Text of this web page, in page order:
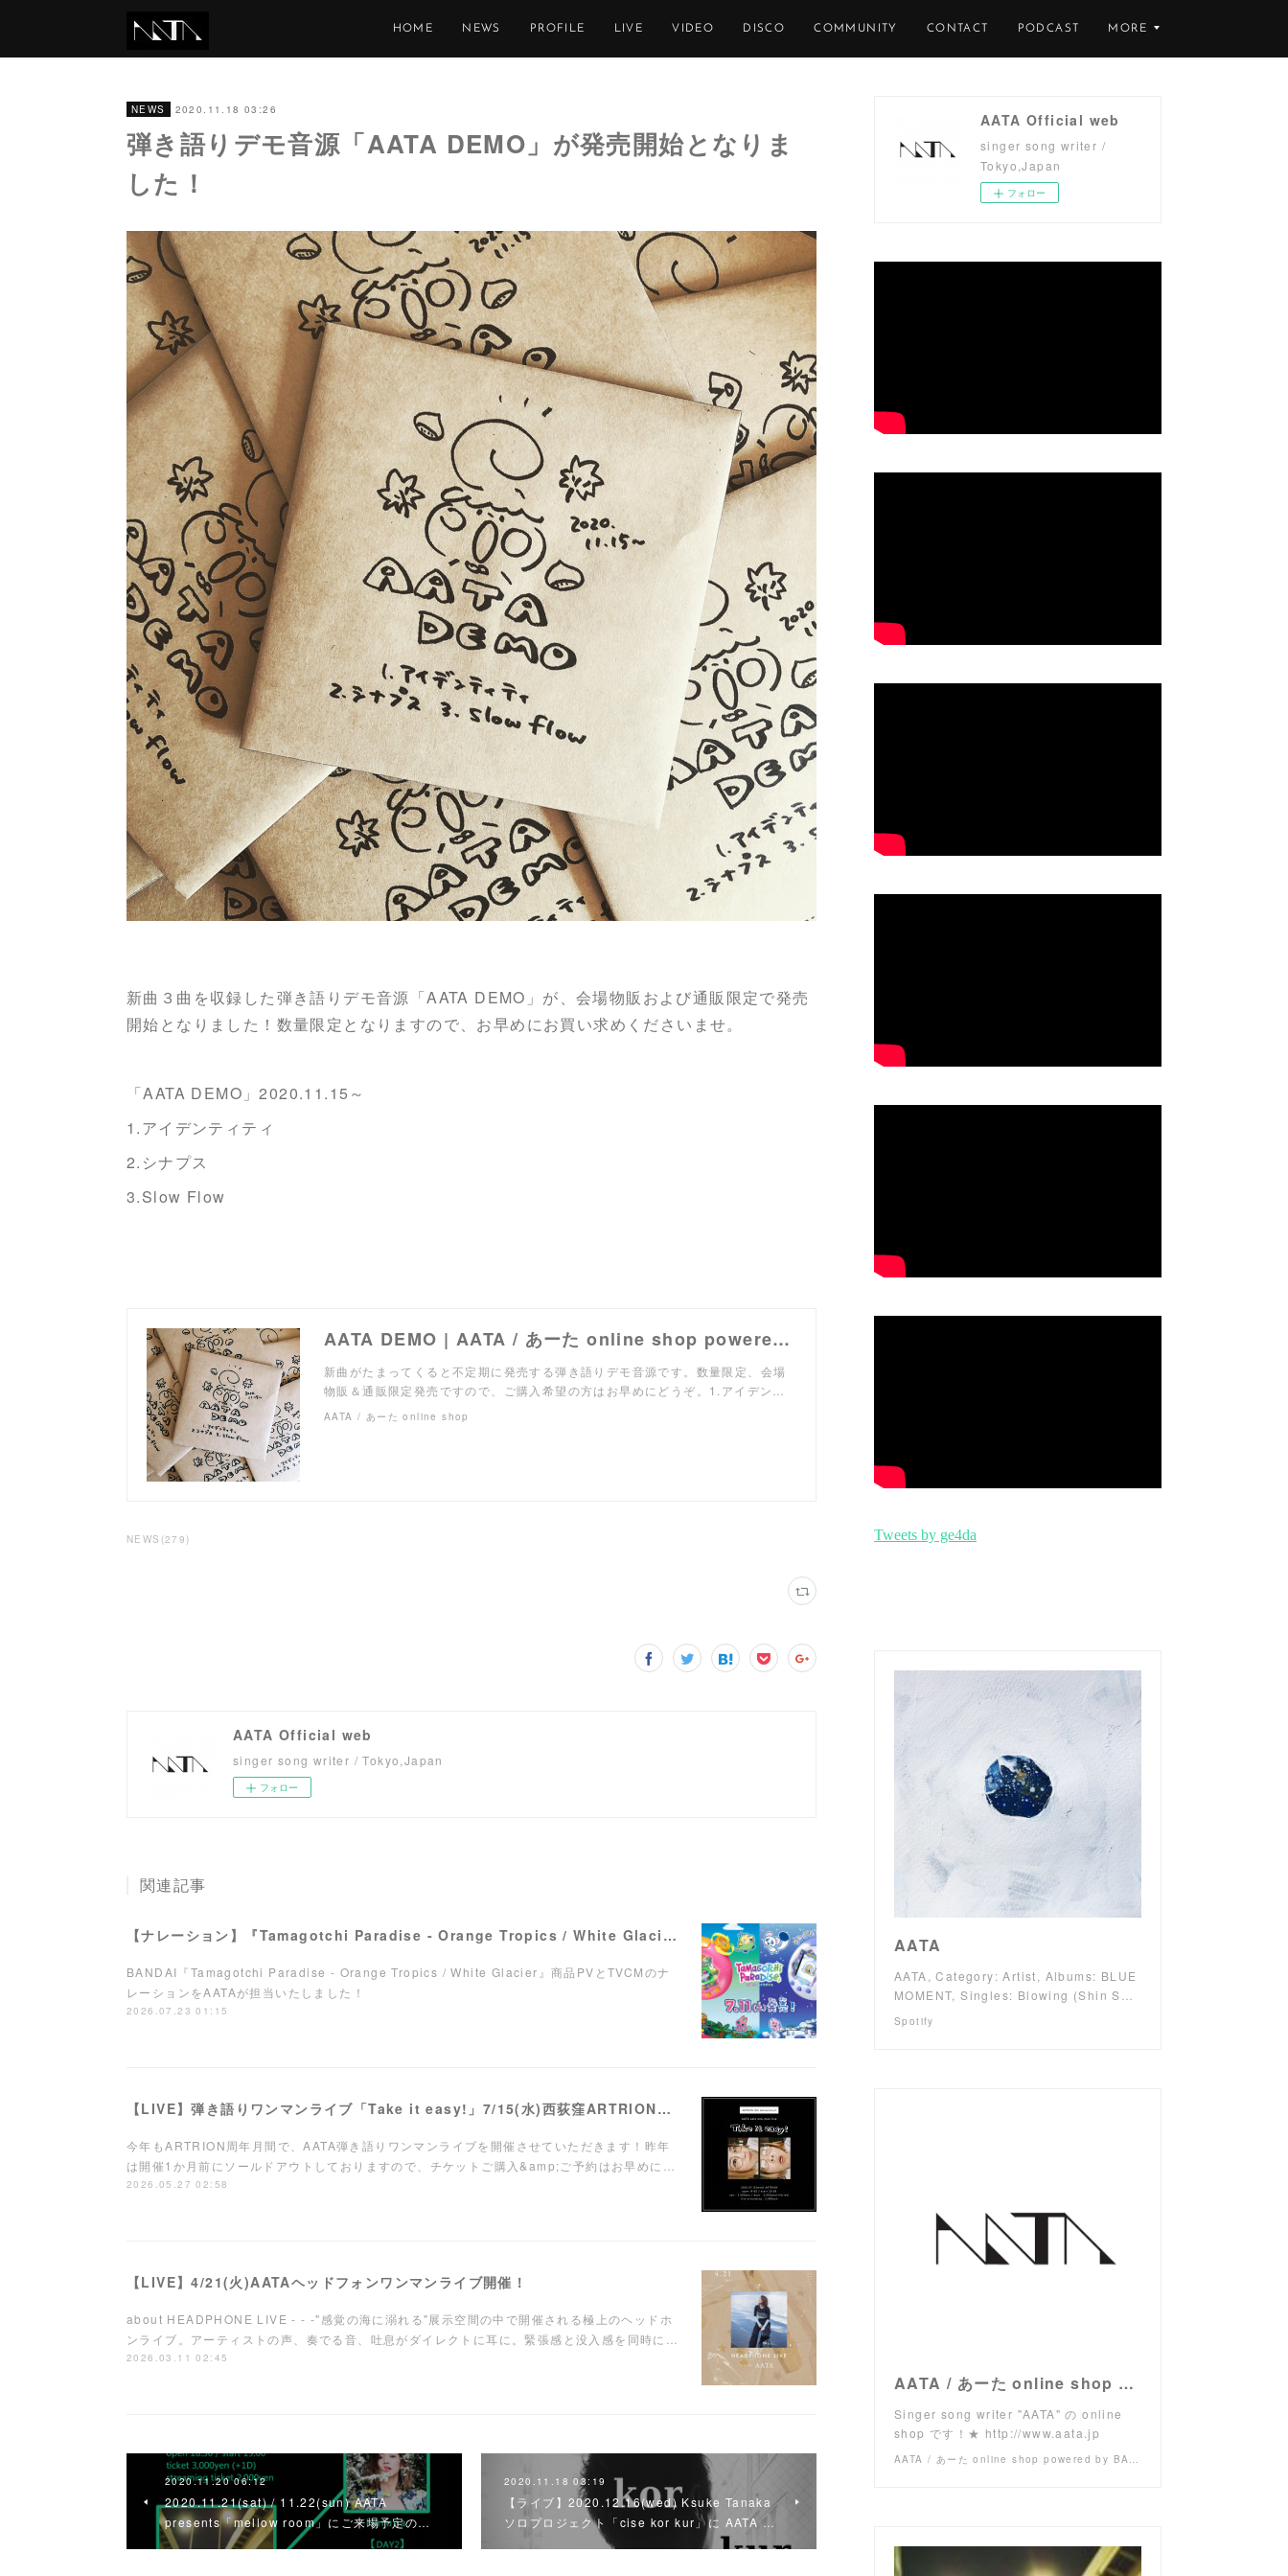
HOME NEWS PROFILE LIVE VIDEO DISCO COMMUNITY CONTACT PODCAST MORE
NEWS 2020.11.18 03:26
弾き語りデモ音源「AATA DEMO」が発売開始となりま
した！
新曲３曲を収録した弾き語りデモ音源「AATA DEMO」が、会場物販および通販限定で発売
開始となりました！数量限定となりますので、お早めにお買い求めくださいませ。
「AATA DEMO」2020.11.15～
1.アイデンティティ
2.シナプス
3.Slow Flow
AATA DEMO | AATA / あーた online shop powered by BASE
新曲がたまってくると不定期に発売する弾き語りデモ音源です。数量限定、会場
物販＆通販限定発売ですので、ご購入希望の方はお早めにどうぞ。1.アイデン…
AATA / あーた online shop
NEWS (279)
AATA Official web
singer song writer / Tokyo,Japan
フォロー
関連記事
【ナレーション】『Tamagotchi Paradise - Orange Tropics / White Glacier』商品PV／TVCM
BANDAI『Tamagotchi Paradise - Orange Tropics / White Glacier』商品PVとTVCMのナ
レーションをAATAが担当いたしました！
2026.07.23 01:15
【LIVE】弾き語りワンマンライブ「Take it easy!」7/15(水)西荻窪ARTRIONにて開催！
今年もARTRION周年月間で、AATA弾き語りワンマンライブを開催させていただきます！昨年
は開催1か月前にソールドアウトしておりますので、チケットご購入&amp;ご予約はお早めに…
2026.05.27 02:58
【LIVE】4/21(火)AATAヘッドフォンワンマンライブ開催！
about HEADPHONE LIVE - - -"感覚の海に溺れる"展示空間の中で開催される極上のヘッドホ
ンライブ。アーティストの声、奏でる音、吐息がダイレクトに耳に。緊張感と没入感を同時に…
2026.03.11 02:45
2020.11.20 06:12
2020.11.21(sat) / 11.22(sun) AATA
presents「mellow room」にご来場予定の…
2020.11.18 03:19
【ライブ】2020.12.16(wed) Ksuke Tanaka
ソロプロジェクト「cise kor kur」に AATA …
AATA Official web
singer song writer /
Tokyo,Japan
フォロー
AATA
AATA, Category: Artist, Albums: BLUE
MOMENT, Singles: Blowing (Shin S…
Spotify
AATA / あーた online shop powered by BASE
Singer song writer "AATA" の online
shop です！★ http://www.aata.jp
AATA / あーた online shop powered by BASE